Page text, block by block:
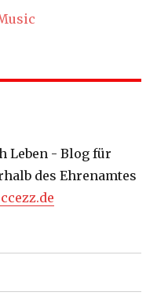
Leben - Blog für
des Ehrenamtes